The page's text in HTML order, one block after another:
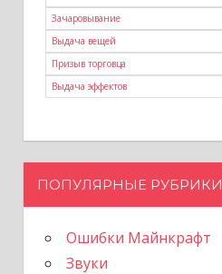
Зачаровывание
Выдача вещей
Призыв торговца
Выдача эффектов
ПОПУЛЯРНЫЕ РУБРИКИ
Ошибки Майнкрафт
Звуки